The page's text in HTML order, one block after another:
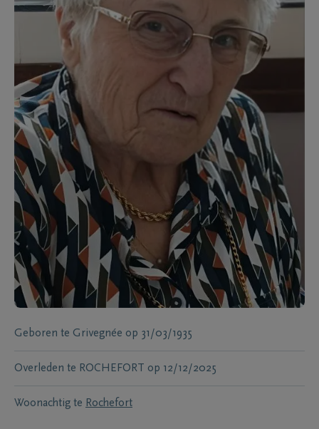
Geboren te Grivegnée op 31/03/1935
Overleden te ROCHEFORT op 12/12/2025
Woonachtig te Rochefort